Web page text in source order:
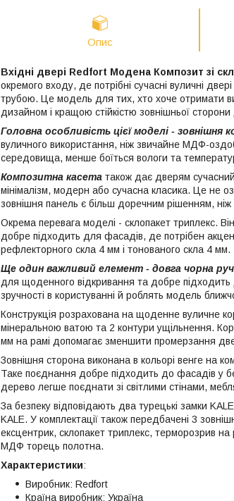
Опис
Вхідні двері Redfort Модена Композит зі
окремого входу, де потрібні сучасні вуличні
трубою. Це модель для тих, хто хоче отримати
дизайном і кращою стійкістю зовнішньої
Головна особливість цієї моделі - зовнішня
вуличного використання, ніж звичайне МДФ-
середовища, менше боїться вологи та
Композитна касета також дає дверям
мінімалізм, модерн або сучасна класика. Це не
зовнішня панель є більш доречним рішенням,
Окрема перевага моделі - склопакет триплекс.
добре підходить для фасадів, де потрібен
рефлекторного скла 4 мм і тонованого скла 4 мм.
Ще один важливий елемент - довга чорна
для щоденного відкривання та добре
зручності в користуванні й роблять модель
Конструкція розрахована на щоденне вуличне
мінеральною ватою та 2 контури ущільнення.
мм на рамі допомагає зменшити промерзання
Зовнішня сторона виконана в кольорі венге на
Таке поєднання добре підходить до фасадів у
дерево легше поєднати зі світлими стінами,
За безпеку відповідають два турецькі замки
KALE. У комплектації також передбачені 3
ексцентрик, склопакет триплекс, терморозрив на
МДФ торець полотна.
Характеристики:
Виробник: Redfort
Країна виробник: Україна